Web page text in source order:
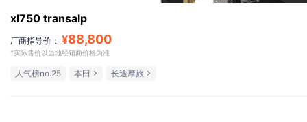
xl750 transalp
厂商指导价： ¥88,800
*实际售价以当地经销商价格为准
人气榜no.25 本田 长途摩旅